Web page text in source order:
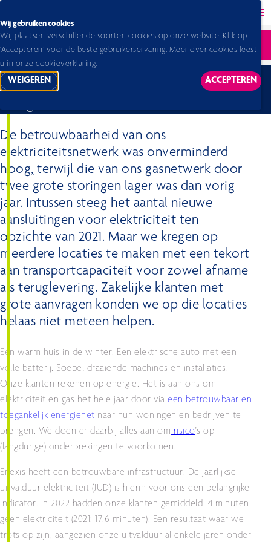
Wij gebruiken cookies
Wij plaatsen verschillende soorten cookies op onze website. Klik op
‘Accepteren’ voor de beste gebruikerservaring. Meer over cookies leest
u in onze cookieverklaring.
WEIGEREN
TRACKING SCRIPTS
ACCEPTEREN
Home 2026
Focus op uitvoering van de energietransitie
Iedereen toegang tot een betrouwbaar energienet
Iedereen toegang tot een betrouwbaar
De betrouwbaarheid van ons
elektriciteitsnetwerk was onverminderd
hoog, terwijl die van ons gasnetwerk door
twee grote storingen lager was dan vorig
jaar. Intussen steeg het aantal nieuwe
aansluitingen voor elektriciteit ten
opzichte van 2021. Maar we kregen op
meerdere locaties te maken met een tekort
aan transportcapaciteit voor zowel afname
als teruglevering. Zakelijke klanten met
grote aanvragen konden we op die locaties
helaas niet meteen helpen.
Een warm huis in de winter. Een elektrische auto met een
volle batterij. Soepel draaiende machines en installaties.
Onze klanten rekenen op energie. Het is aan ons om
elektriciteit en gas het hele jaar door via een betrouwbaar en
toegankelijk energienetnaar hun woningen en bedrijven te
brengen. We doen er daarbij alles aan omrisico's op
(langdurige) onderbrekingen te voorkomen.
Enexis heeft een betrouwbare infrastructuur. De jaarlijkse
uitvalduur elektriciteit (JUD) is hierin voor ons een belangrijke
indicator. In 2022 hadden onze klanten gemiddeld 14 minuten
geen elektriciteit (2021: 17,6 minuten). Een resultaat waar we
trots op zijn, aangezien onze uitvalduur al enkele jaren onder